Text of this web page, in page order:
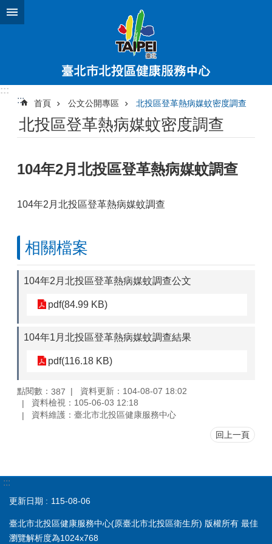
跳到主要內容區塊
:::
:::
首頁 公文公開專區 北投區登革熱病媒蚊密度調查
北投區登革熱病媒蚊密度調查
104年2月北投區登革熱病媒蚊調查
104年2月北投區登革熱病媒蚊調查
相關檔案
104年2月北投區登革熱病媒蚊調查公文
pdf(84.99 KB)
104年1月北投區登革熱病媒蚊調查結果
pdf(116.18 KB)
點閱數： 387
資料更新：104-08-07 18:02
資料檢視：105-06-03 12:18
資料維護：臺北市北投區健康服務中心
回上一頁
:::
更新日期 115-08-06
臺北市北投區健康服務中心(原臺北市北投區衛生所) 版權所有 最佳
瀏覽解析度為1024x768